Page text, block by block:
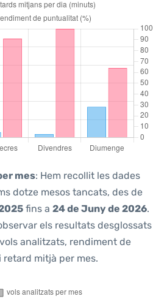
mes: Hem recollit les dades
dotze mesos tancats, des de
fins a 24 de Juny de 2026.
els resultats desglossats
analitzats, rendiment de
mitjà per mes.